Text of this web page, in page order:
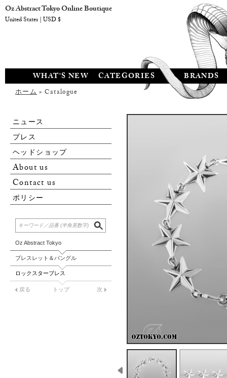
WHAT'S NEW CATEGORIES BRANDS
ホーム» Catalogue
ニュース
プレス
ヘッドショップ
About us
Contact us
ポリシー
Oz Abstract Tokyo
ブレスレット＆バングル
ロックスターブレス
戻る トップ 次
Oz Abstract Tokyo Online Boutique
United States | USD $